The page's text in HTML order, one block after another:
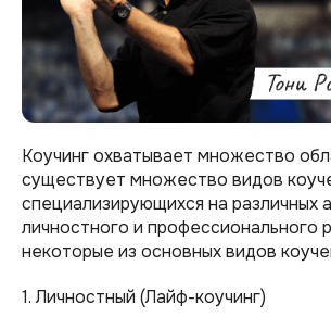
Коучинг охватывает множество
существует множество видов
специализирующихся на различных
личностного и профессионального
некоторые из основных видов
1. Личностный (Лайф-коучинг)